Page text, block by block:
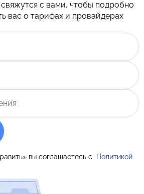
с вами, чтобы подробно
вас о тарифах и провайдерах
вы соглашаетесь с
Политикой